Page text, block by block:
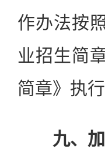
作办法按
业招生简
简章》执行
九、